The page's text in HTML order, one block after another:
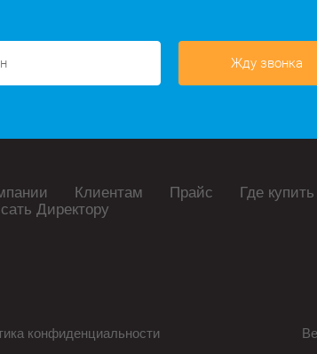
Жду звонка
Клиентам Прайс Где купить
Директору
конфиденциальности